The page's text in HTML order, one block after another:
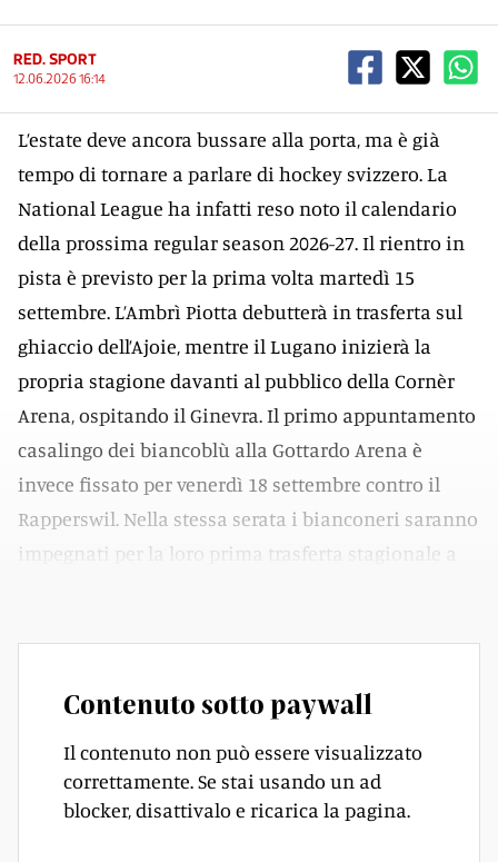
RED. SPORT
12.06.2026 16:14
L’estate deve ancora bussare alla porta, ma è già
tempo di tornare a parlare di hockey svizzero. La
National League ha infatti reso noto il calendario
della prossima regular season 2026-27. Il rientro in
pista è previsto per la prima volta martedì 15
settembre. L’Ambrì Piotta debutterà in trasferta sul
ghiaccio dell’Ajoie, mentre il Lugano inizierà la
propria stagione davanti al pubblico della Cornèr
Arena, ospitando il Ginevra. Il primo appuntamento
casalingo dei biancoblù alla Gottardo Arena è
invece fissato per venerdì 18 settembre contro il
Rapperswil. Nella stessa serata i bianconeri saranno
impegnati per la loro prima trasferta stagionale a
Contenuto sotto paywall
Il contenuto non può essere visualizzato
correttamente. Se stai usando un ad
blocker, disattivalo e ricarica la pagina.